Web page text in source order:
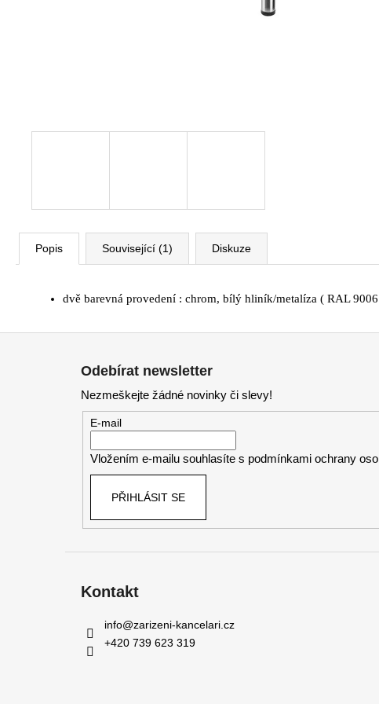
Popis Související (1) Diskuze
dvě barevná provedení : chrom, bílý hliník/metalíza ( RAL
VÝŠKOVĚ STAVITELNÝ STŮL ALFA
UP, 160 X 80 CM, VÝŠKA 63 - 129 CM
Odebírat newsletter
Nezmeškejte žádné novinky či slevy!
E-mail
Vložením e-mailu souhlasíte s podmínkami ochrany
PŘIHLÁSIT SE
Kontakt
info@zarizeni-kancelari.cz
+420 739 623 319